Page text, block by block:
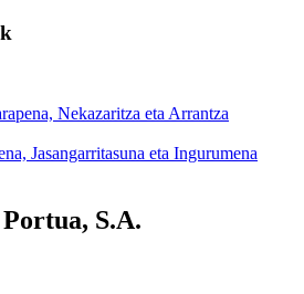
Nekazaritza eta Arrantza
Jasangarritasuna eta Ingurumena
S.A.